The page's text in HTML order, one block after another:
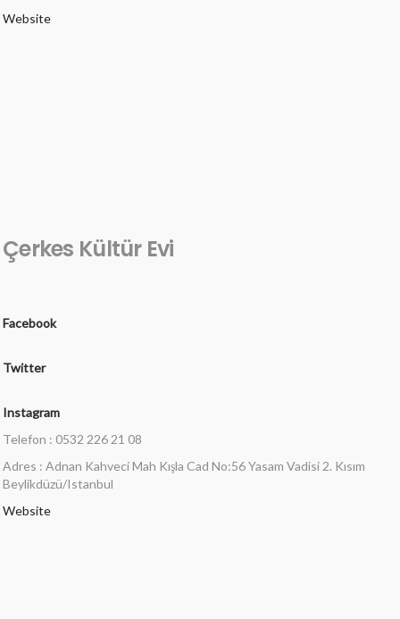
Website
Çerkes Kültür Evi
Facebook
Twitter
Instagram
Telefon : 0532 226 21 08
Adres : Adnan Kahveci Mah Kışla Cad No:56 Yasam Vadisi 2. Kısım
Beylikdüzü/Istanbul
Website